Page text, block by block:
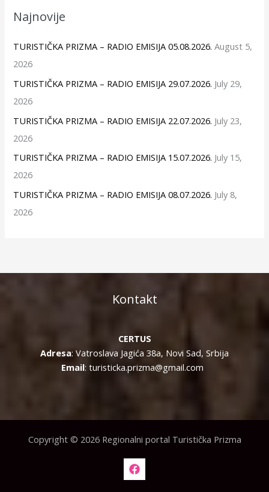
Najnovije
TURISTIČKA PRIZMA – RADIO EMISIJA 05.08.2026. August 5,
2026
TURISTIČKA PRIZMA – RADIO EMISIJA 29.07.2026. July 29,
2026
TURISTIČKA PRIZMA – RADIO EMISIJA 22.07.2026. July 23,
2026
TURISTIČKA PRIZMA – RADIO EMISIJA 15.07.2026. July 15,
2026
TURISTIČKA PRIZMA – RADIO EMISIJA 08.07.2026. July 8,
2026
Kontakt
CERTUS
Adresa: Vatroslava Jagića 38a, Novi Sad, Srbija
Email: turisticka.prizma@gmail.com
Copyright © 2026 Regionalni portal Turistička Prizma